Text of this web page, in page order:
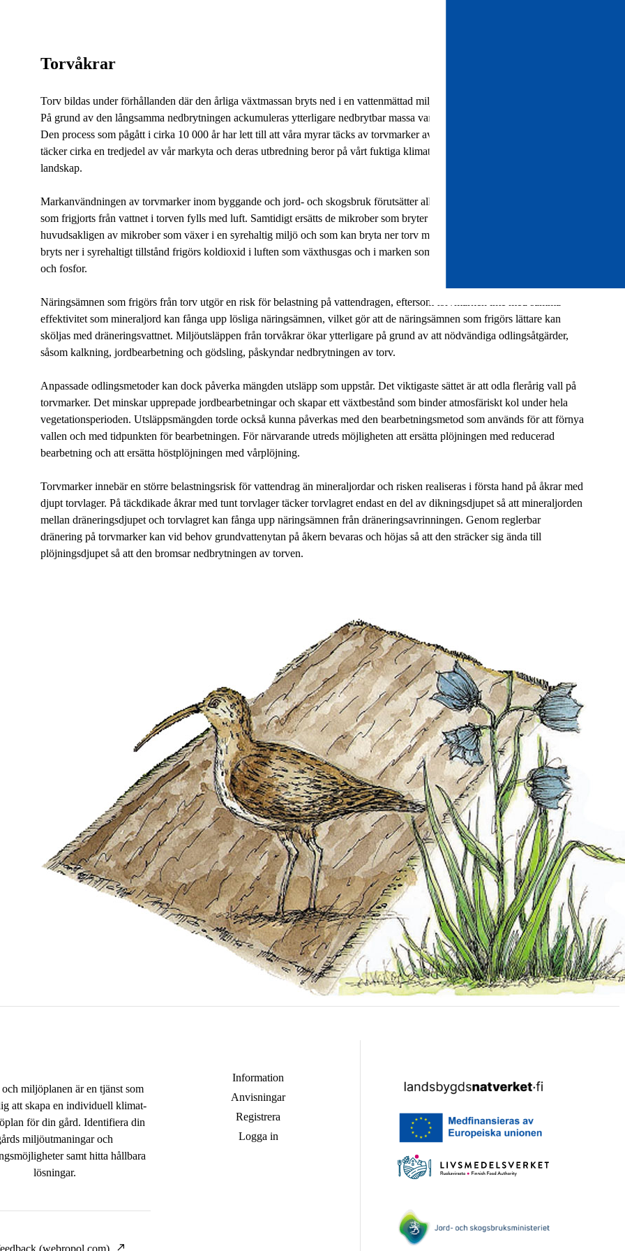
Torvåkrar
Torv bildas under förhållanden där den årliga växtmassan bryts ned i en vattenmättad miljö genom långsamt förmultnade.
På grund av den långsamma nedbrytningen ackumuleras ytterligare nedbrytbar massa varje år på de underliggande skikten.
Den process som pågått i cirka 10 000 år har lett till att våra myrar täcks av torvmarker av varierande tjocklek. Myrarna
täcker cirka en tredjedel av vår markyta och deras utbredning beror på vårt fuktiga klimat och de flacka ytformerna i vårt
landskap.
Markanvändningen av torvmarker inom byggande och jord- och skogsbruk förutsätter alltid dränering, varvid det utrymme
som frigjorts från vattnet i torven fylls med luft. Samtidigt ersätts de mikrober som bryter ner torv i syrelöst tillstånd
huvudsakligen av mikrober som växer i en syrehaltig miljö och som kan bryta ner torv mycket snabbare. Från torv som
bryts ner i syrehaltigt tillstånd frigörs koldioxid i luften som växthusgas och i marken som näringsämnen, bland annat kväve
och fosfor.
Näringsämnen som frigörs från torv utgör en risk för belastning på vattendragen, eftersom torvmarken inte med samma
effektivitet som mineraljord kan fånga upp lösliga näringsämnen, vilket gör att de näringsämnen som frigörs lättare kan
sköljas med dräneringsvattnet. Miljöutsläppen från torvåkrar ökar ytterligare på grund av att nödvändiga odlingsåtgärder,
såsom kalkning, jordbearbetning och gödsling, påskyndar nedbrytningen av torv.
Anpassade odlingsmetoder kan dock påverka mängden utsläpp som uppstår. Det viktigaste sättet är att odla flerårig vall på
torvmarker. Det minskar upprepade jordbearbetningar och skapar ett växtbestånd som binder atmosfäriskt kol under hela
vegetationsperioden. Utsläppsmängden torde också kunna påverkas med den bearbetningsmetod som används för att förnya
vallen och med tidpunkten för bearbetningen. För närvarande utreds möjligheten att ersätta plöjningen med reducerad
bearbetning och att ersätta höstplöjningen med vårplöjning.
Torvmarker innebär en större belastningsrisk för vattendrag än mineraljordar och risken realiseras i första hand på åkrar med
djupt torvlager. På täckdikade åkrar med tunt torvlager täcker torvlagret endast en del av dikningsdjupet så att mineraljorden
mellan dräneringsdjupet och torvlagret kan fånga upp näringsämnen från dräneringsavrinningen. Genom reglerbar
dränering på torvmarker kan vid behov grundvattenytan på åkern bevaras och höjas så att den sträcker sig ända till
plöjningsdjupet så att den bromsar nedbrytningen av torven.
miljöplanen är en tjänst som
att skapa en individuell klimat-
för din gård. Identifiera din
miljöutmaningar och
samt hitta hållbara
lösningar.
(webropol.com)
Information
Anvisningar
Registrera
Logga in